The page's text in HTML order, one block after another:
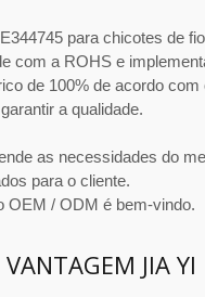
para chicotes de
com a ROHS e
de 100% de acordo com
a qualidade.
as necessidades do
para o cliente.
OEM / ODM é bem-vindo.
VANTAGEM JIA YI